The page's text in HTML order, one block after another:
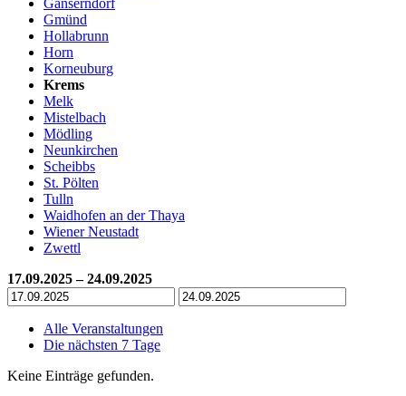
Gmünd
Hollabrunn
Horn
Korneuburg
Krems
Melk
Mistelbach
Mödling
Neunkirchen
Scheibbs
St. Pölten
Tulln
Waidhofen an der Thaya
Wiener Neustadt
Zwettl
17.09.2025 – 24.09.2025
Alle Veranstaltungen
Die nächsten 7 Tage
Keine Einträge gefunden.